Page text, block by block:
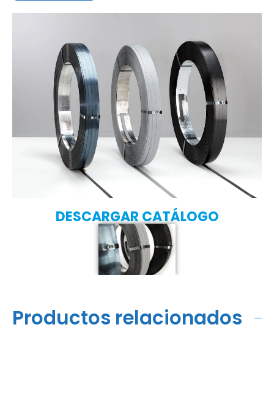
DESCARGAR CATÁLOGO
Productos relacionados